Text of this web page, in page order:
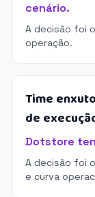
cenário.
A decisão foi
operação.
Time
de
Dotstore
A decisão foi
e curva